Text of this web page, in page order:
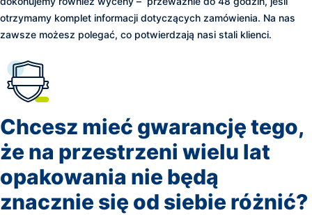
otrzymamy komplet informacji dotyczących zamówienia. Na nas
zawsze możesz polegać, co potwierdzają nasi stali klienci.
Chcesz mieć gwarancję tego,
że na przestrzeni wielu lat
opakowania nie będą
znacznie się od siebie różnić?